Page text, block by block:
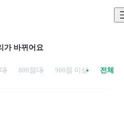
가 바뀌어요
800점대 900점 이상 전체